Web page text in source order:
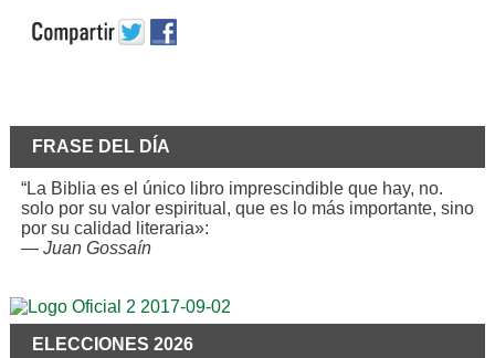
FRASE DEL DÍA
“La Biblia es el único libro imprescindible que hay, no.
solo por su valor espiritual, que es lo más importante, sino
por su calidad literaria»:
— Juan Gossaín
ELECCIONES 2026